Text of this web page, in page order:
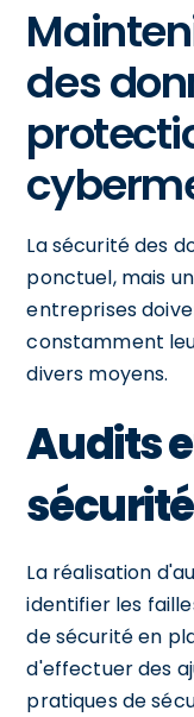
des
La sécurité des
ponctuel, mais
entreprises
constamment
divers moyens.
Audits
La réalisation
identifier les
de sécurité en
d'effectuer des
pratiques de